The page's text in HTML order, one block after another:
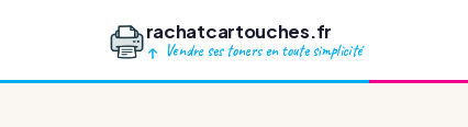
rachatcartouches.fr
Vendre ses toners en toute simplicité